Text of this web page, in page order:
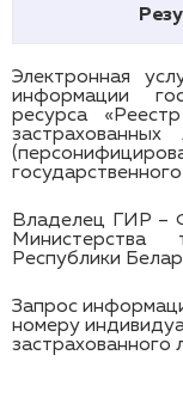
Электронная
информации
ресурса
Владелец ГИР –
Республики
Запрос
номеру
застрахованного